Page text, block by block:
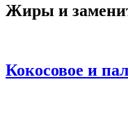
Жиры и
Кокосовое и